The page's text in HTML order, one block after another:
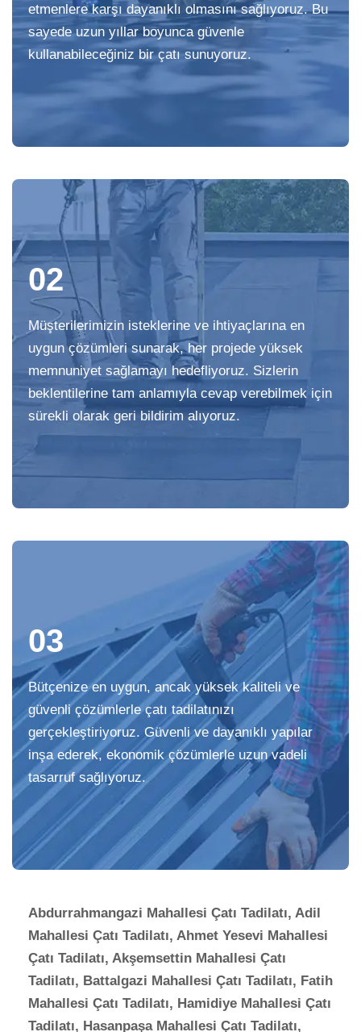
etmenlere karşı dayanıklı olmasını sağlıyoruz. Bu
sayede uzun yıllar boyunca güvenle
kullanabileceğiniz bir çatı sunuyoruz.
02
Müşterilerimizin isteklerine ve ihtiyaçlarına en
uygun çözümleri sunarak, her projede yüksek
memnuniyet sağlamayı hedefliyoruz. Sizlerin
beklentilerine tam anlamıyla cevap verebilmek için
sürekli olarak geri bildirim alıyoruz.
03
Bütçenize en uygun, ancak yüksek kaliteli ve
güvenli çözümlerle çatı tadilatınızı
gerçekleştiriyoruz. Güvenli ve dayanıklı yapılar
inşa ederek, ekonomik çözümlerle uzun vadeli
tasarruf sağlıyoruz.
Abdurrahmangazi Mahallesi Çatı Tadilatı, Adil
Mahallesi Çatı Tadilatı, Ahmet Yesevi Mahallesi
Çatı Tadilatı, Akşemsettin Mahallesi Çatı
Tadilatı, Battalgazi Mahallesi Çatı Tadilatı, Fatih
Mahallesi Çatı Tadilatı, Hamidiye Mahallesi Çatı
Tadilatı, Hasanpaşa Mahallesi Çatı Tadilatı,